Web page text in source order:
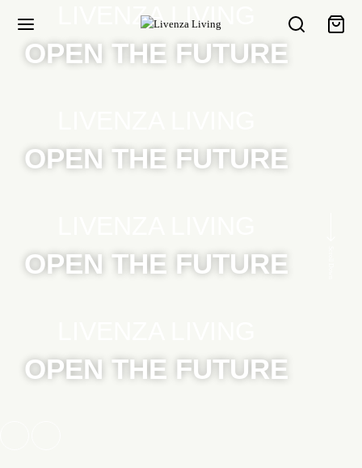
LIVENZA LIVING
OPEN THE FUTURE
OPEN THE FUTURE
OPEN THE FUTURE
OPEN THE FUTURE